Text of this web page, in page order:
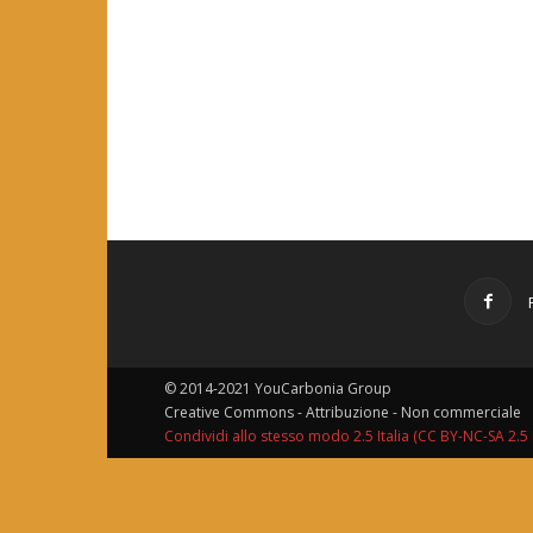
© 2014-2021 YouCarbonia Group
Creative Commons - Attribuzione - Non commerciale
Condividi allo stesso modo 2.5 Italia (CC BY-NC-SA 2.5